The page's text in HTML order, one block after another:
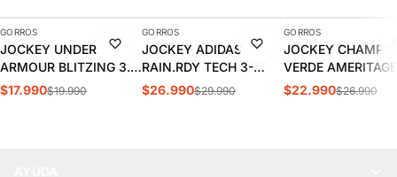
-10%
GORROS
JOCKEY UNDER
ARMOUR BLITZING 3.0
| 1305036-001
$17.990$19.990
-10%
GORROS
JOCKEY ADIDAS
RAIN.RDY TECH 3-
PANEL CAP | IK6063
$26.990$29.990
-15%
GORROS
JOCKEY
VERDE AMERITAGE
DAD HAT CH2006
$22.990$26.990